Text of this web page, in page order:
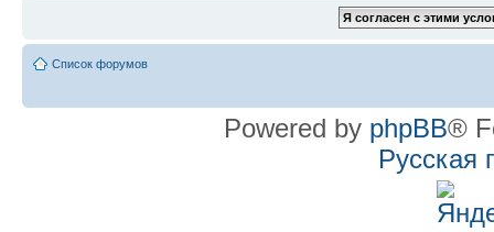
Список форумов
Powered by phpBB®
Русская